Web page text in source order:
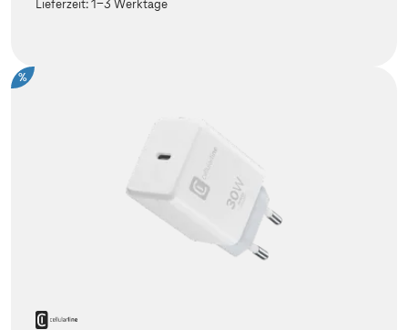
Lieferzeit:1-3 Werktage
%